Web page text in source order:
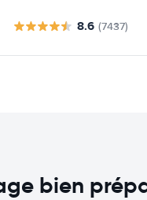
8.6 (7437)
bien